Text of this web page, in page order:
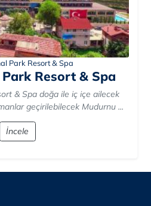
Park Resort & Spa
Resort & Spa
& Spa doğa ile iç içe ailecek
geçirilebilecek Mudurnu ...
İncele